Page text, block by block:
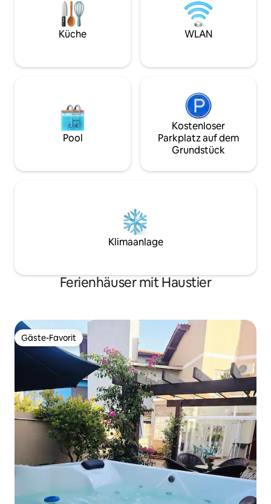
Freien zu genießen. Nur 20 Minuten vom
Strand Atlântida Sul und 1 Stunde von
Porto Alegre entfernt, mit
Unterkünften für zwei Personen.
Küche WLAN
Pool
Kostenloser
Parkplatz auf dem
Grundstück
Klimaanlage
Ferienhäuser mit Haustier
Gäste-Favorit
Gäste-Favorit